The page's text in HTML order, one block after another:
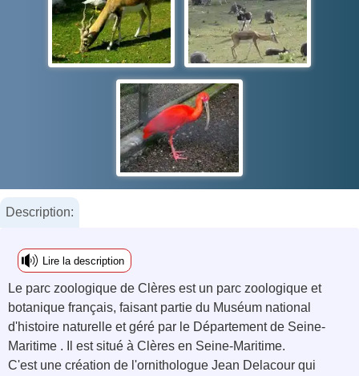
Description:
Lire la description
Le parc zoologique de Clères est un parc zoologique et
botanique français, faisant partie du Muséum national
d'histoire naturelle et géré par le Département de Seine-
Maritime . Il est situé à Clères en Seine-Maritime.
C'est une création de l'ornithologue Jean Delacour qui